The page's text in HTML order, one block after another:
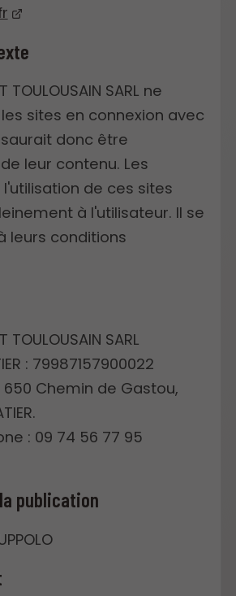
TOULOUSAIN SARL ne
sites en connexion avec
donc être
leur contenu. Les
de ces sites
à l'utilisateur. Il se
leurs conditions
TOULOUSAIN SARL
: 79987157900022
650 Chemin de Gastou,
: 09 74 56 77 95
publication